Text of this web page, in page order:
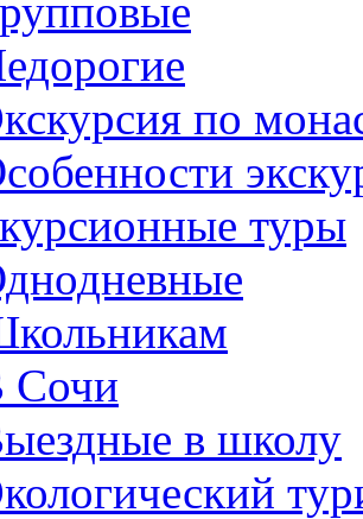
по
туры
Сочи
в школу